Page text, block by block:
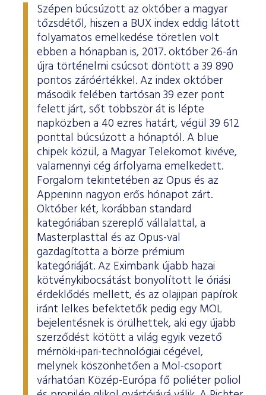
Szépen búcsúzott az október a magyar
tőzsdétől, hiszen a BUX index eddig látott
folyamatos emelkedése töretlen volt
ebben a hónapban is, 2017. október 26-án
újra történelmi csúcsot döntött a 39 890
pontos záróértékkel. Az index október
második felében tartósan 39 ezer pont
felett járt, sőt többször át is lépte
napközben a 40 ezres határt, végül 39 612
ponttal búcsúzott a hónaptól. A blue
chipek közül, a Magyar Telekomot kivéve,
valamennyi cég árfolyama emelkedett.
Forgalom tekintetében az Opus és az
Appeninn nagyon erős hónapot zárt.
Október két, korábban standard
kategóriában szereplő vállalattal, a
Masterplasttal és az Opus-val
gazdagította a börze prémium
kategóriáját. Az Eximbank újabb hazai
kötvénykibocsátást bonyolított le óriási
érdeklődés mellett, és az olajipari papírok
iránt lelkes befektetők pedig egy MOL
bejelentésnek is örülhettek, aki egy újabb
szerződést kötött a világ egyik vezető
mérnöki-ipari-technológiai cégével,
melynek köszönhetően a Mol-csoport
várhatóan Közép-Európa fő poliéter poliol